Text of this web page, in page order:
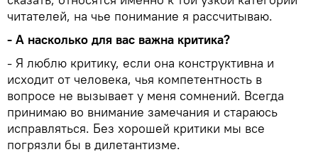
читателей, на чье понимание я рассчитываю.
- А насколько для вас важна критика?
- Я люблю критику, если она конструктивна и
исходит от человека, чья компетентность в
вопросе не вызывает у меня сомнений. Всегда
принимаю во внимание замечания и стараюсь
исправляться. Без хорошей критики мы все
погрязли бы в дилетантизме.